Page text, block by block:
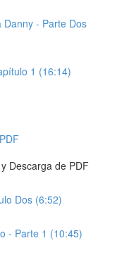
Danny - Parte Dos
1 (16:14)
Descarga de PDF
Dos (6:52)
- Parte 1 (10:45)